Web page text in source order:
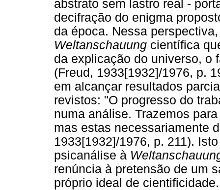
abstrato sem lastro real -
decifração do enigma
da época. Nessa
Weltanschauung científica
da explicação do universo, o
(Freud, 1933[1932]/1976, p.
em alcançar resultados
revistos: "O progresso do
numa análise. Trazemos
mas estas necessariamente
1933[1932]/1976, p. 211).
psicanálise à
renúncia à pretensão de um
próprio ideal de cientificidade.